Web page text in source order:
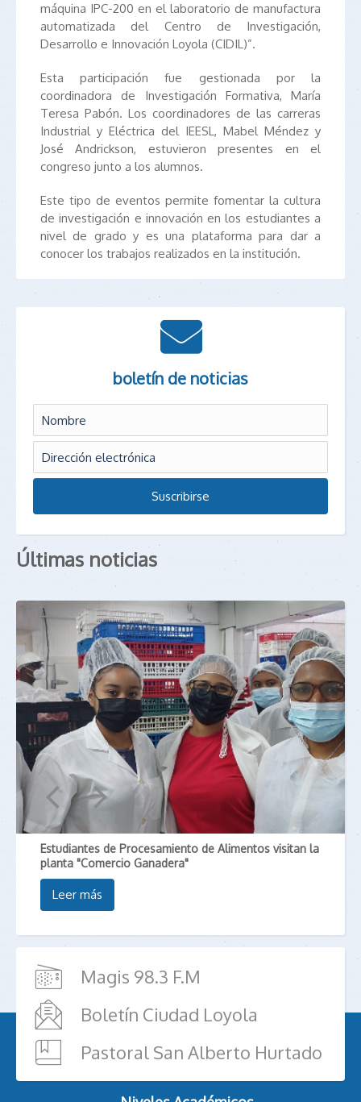
máquina IPC-200 en el laboratorio de manufactura
automatizada del Centro de Investigación,
Desarrollo e Innovación Loyola (CIDIL)”.
Esta participación fue gestionada por la
coordinadora de Investigación Formativa, María
Teresa Pabón. Los coordinadores de las carreras
Industrial y Eléctrica del IEESL, Mabel Méndez y
José Andrickson, estuvieron presentes en el
congreso junto a los alumnos.
Este tipo de eventos permite fomentar la cultura
de investigación e innovación en los estudiantes a
nivel de grado y es una plataforma para dar a
conocer los trabajos realizados en la institución.
boletín de noticias
Últimas noticias
Estudiantes de Procesamiento de Alimentos visitan la
planta "Comercio Ganadera"
Leer más
Magis 98.3 F.M
Boletín Ciudad Loyola
Pastoral San Alberto Hurtado